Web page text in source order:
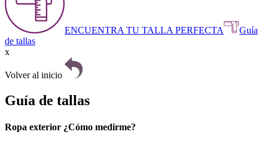
ENCUENTRA TU TALLA PERFECTA
Guía
de tallas
x
Volver al inicio
Guía de tallas
Ropa exterior ¿Cómo medirme?